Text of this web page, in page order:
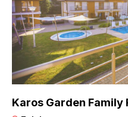
Karos Garden Family